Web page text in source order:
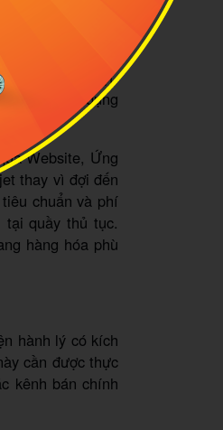
thước tối đa
kiện. Nếu hành
giới hạn cho
xử lý đặc biệt.
cụ, xe đạp, dụng
Website, Ứng
thay vì đợi đến
chuẩn và phí
quầy thủ tục.
hàng hóa phù
hành lý có kích
cần được thực
kênh bán chính